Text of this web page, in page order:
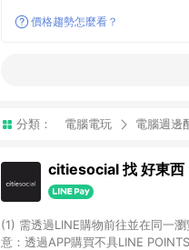
價格趨勢怎麼看？
分類： 電腦電玩 電腦週邊
citiesocial 找 好東西
(1) 需透過LINE購物前往並在同一瀏
意：透過APP購買不具LINE POINTS